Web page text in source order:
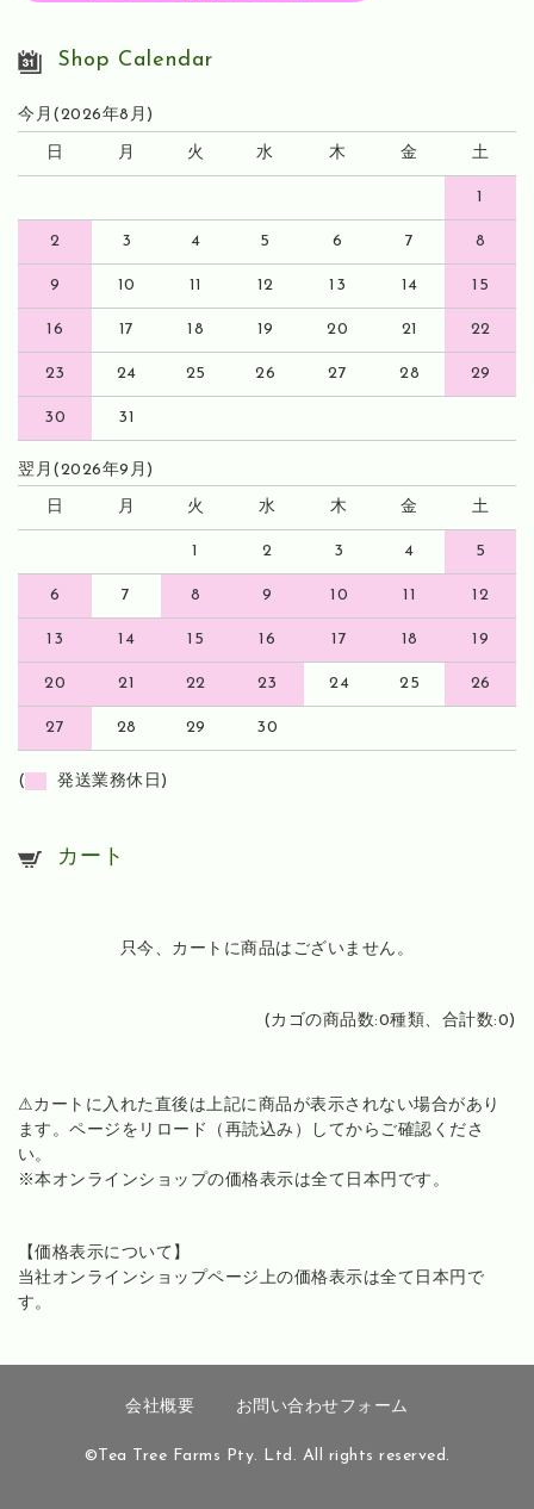
Shop Calendar
今月(2026年8月)
日 月 火 水 木 金 土
1
2 3 4 5 6 7 8
9 10 11 12 13 14 15
16 17 18 19 20 21 22
23 24 25 26 27 28 29
30 31
翌月(2026年9月)
日 月 火 水 木 金 土
1 2 3 4 5
6 7 8 9 10 11 12
13 14 15 16 17 18 19
20 21 22 23 24 25 26
27 28 29 30
( 発送業務休日)
カート
只今、カートに商品はございません。
(カゴの商品数:0種類、合計数:0)
⚠カートに入れた直後は上記に商品が表示されない場合があり
ます。ページをリロード（再読込み）してからご確認くださ
い。
※本オンラインショップの価格表示は全て日本円です。
【価格表示について】
当社オンラインショップページ上の価格表示は全て日本円で
す。
会社概要 お問い合わせフォーム
©Tea Tree Farms Pty. Ltd. All rights reserved.